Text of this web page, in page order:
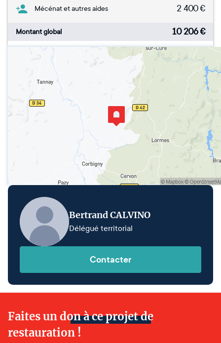
Mécénat et autres aides 2 400€
Montant global 10 206€
Bertrand CALVINO
Délégué territorial
Contacter
Faites un don à ce projet de
restauration !